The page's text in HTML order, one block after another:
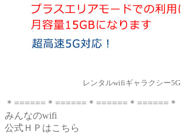
レンタルwifiギャラクシー5G
＊======＊======＊======＊======＊
みんなのwifi
公式ＨＰはこちら